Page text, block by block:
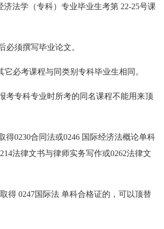
法学（专科）专业毕业生考第 22-25号课
须撰写毕业论文。
必考课程与同类别专科毕业生相同。
专科专业时所考的同名课程不能用来顶
0230合同法或0246 国际经济法概论单科
法律文书与律师实务写作或0262法律文
0247国际法 单科合格证的，可以顶替